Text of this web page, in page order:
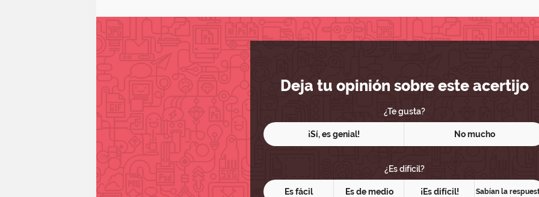
Deja tu opinión sobre este acertijo
¿Te gusta?
¡Sí, es genial! No mucho
¿Es difícil?
Es fácil Es de medio ¡Es difícil! Sabían la